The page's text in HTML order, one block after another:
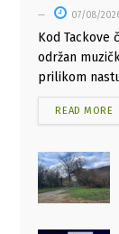
07/08/
Kod Tackove
održan
prilikom
READ MORE